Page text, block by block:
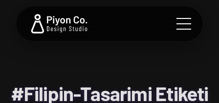
#Filipin-Tasarimi Etiketi